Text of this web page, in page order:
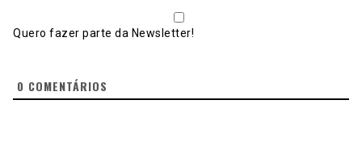
Quero fazer parte da Newsletter!
0 COMENTÁRIOS